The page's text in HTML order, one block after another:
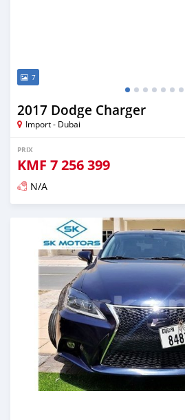
7
2017 Dodge Charger
Import - Dubai
PRIX
KMF 7 256 399
N/A
Publié il y a presque 6 ans